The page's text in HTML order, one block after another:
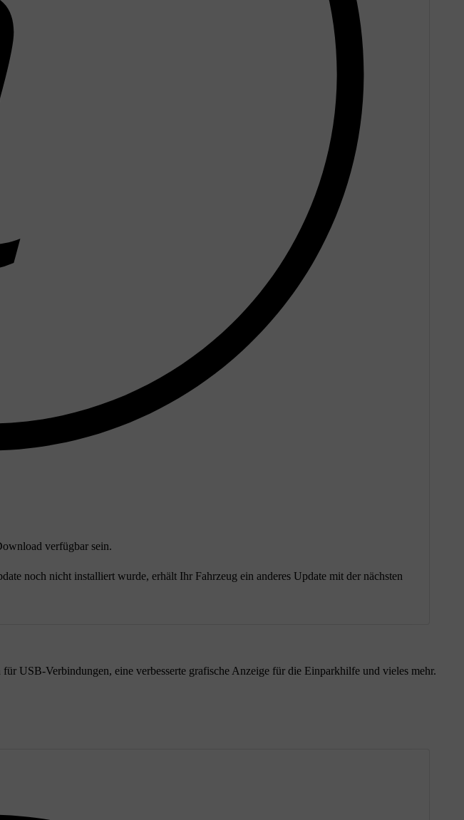
verfügbar sein.
noch nicht installiert wurde, erhält Ihr Fahrzeug ein anderes Update mit der nächsten
USB-Verbindungen, eine verbesserte grafische Anzeige für die Einparkhilfe und vieles mehr.